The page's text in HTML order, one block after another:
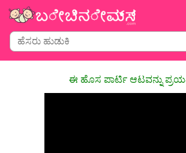
ಈ ಹೊಸ ಪಾರ್ಟಿ ಆಟವನ್ನು